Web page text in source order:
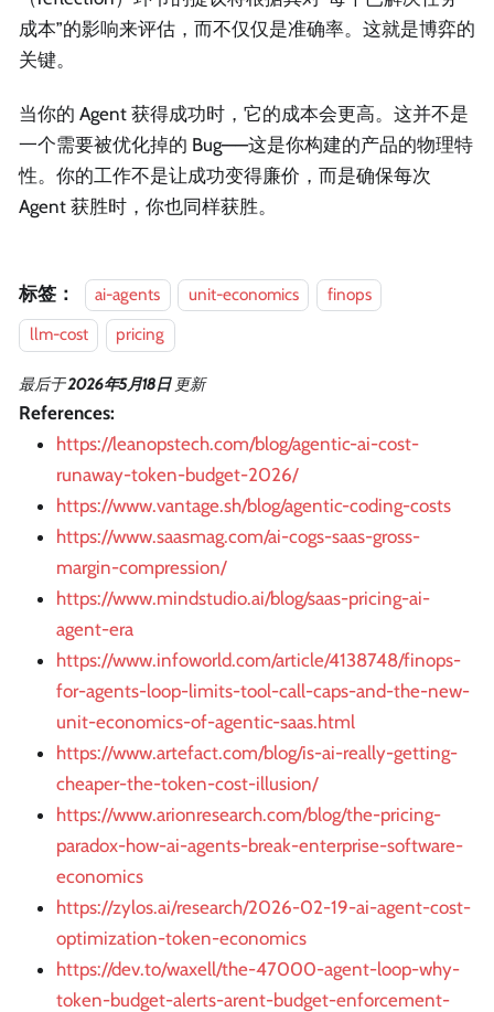
成本”的影响来评估，而不仅仅是准确率。这就是博弈的
关键。
当你的 Agent 获得成功时，它的成本会更高。这并不是
一个需要被优化掉的 Bug——这是你构建的产品的物理特
性。你的工作不是让成功变得廉价，而是确保每次
Agent 获胜时，你也同样获胜。
标签： ai-agents unit-economics
finops
llm-cost
pricing
最后于2026年5月18日 更新
References:
https://leanopstech.com/blog/agentic-ai-cost-
runaway-token-budget-2026/
https://www.vantage.sh/blog/agentic-coding-costs
https://www.saasmag.com/ai-cogs-saas-gross-
margin-compression/
https://www.mindstudio.ai/blog/saas-pricing-ai-
agent-era
https://www.infoworld.com/article/4138748/finops-
for-agents-loop-limits-tool-call-caps-and-the-new-
unit-economics-of-agentic-saas.html
https://www.artefact.com/blog/is-ai-really-getting-
cheaper-the-token-cost-illusion/
https://www.arionresearch.com/blog/the-pricing-
paradox-how-ai-agents-break-enterprise-software-
economics
https://zylos.ai/research/2026-02-19-ai-agent-cost-
optimization-token-economics
https://dev.to/waxell/the-47000-agent-loop-why-
token-budget-alerts-arent-budget-enforcement-